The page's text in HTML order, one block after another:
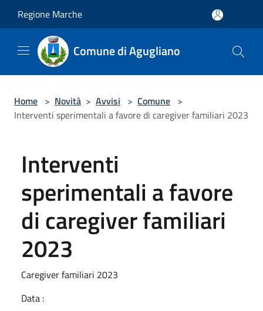
Regione Marche
Comune di Agugliano
Home > Novità > Avvisi > Comune >
Interventi sperimentali a favore di caregiver familiari 2023
Interventi
sperimentali a favore
di caregiver familiari
2023
Caregiver familiari 2023
Data :